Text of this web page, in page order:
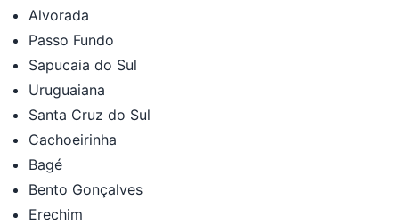
Alvorada
Passo Fundo
Sapucaia do Sul
Uruguaiana
Santa Cruz do Sul
Cachoeirinha
Bagé
Bento Gonçalves
Erechim